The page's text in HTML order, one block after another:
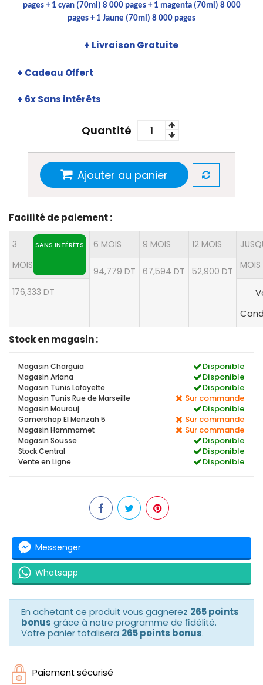
pages + 1 cyan (70ml) 8 000 pages + 1 magenta (70ml) 8 000
pages + 1 Jaune (70ml) 8 000 pages
+ Livraison Gratuite
+ Cadeau Offert
+ 6x Sans intérêts
Quantité
Ajouter au panier
Facilité de paiement :
3
MOIS
SANS INTÉRÊTS
176,333 DT
6 MOIS
94,779 DT
9 MOIS
67,594 DT
12 MOIS
52,900 DT
MOIS
Stock en magasin :
Magasin Charguia Disponible
Magasin Ariana Disponible
Magasin Tunis Lafayette Disponible
Magasin Tunis Rue de Marseille Sur commande
Magasin Mourouj Disponible
Gamershop El Menzah 5 Sur commande
Magasin Hammamet Sur commande
Magasin Sousse Disponible
Stock Central Disponible
Vente en Ligne Disponible
Messenger
Whatsapp
En achetant ce produit vous gagnerez 265 points
bonus grâce à notre programme de fidélité.
Votre panier totalisera 265 points bonus.
Paiement sécurisé